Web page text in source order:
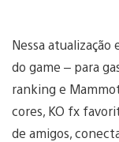
Nessa
do game – para
ranking e
cores, KO fx
de amigos,